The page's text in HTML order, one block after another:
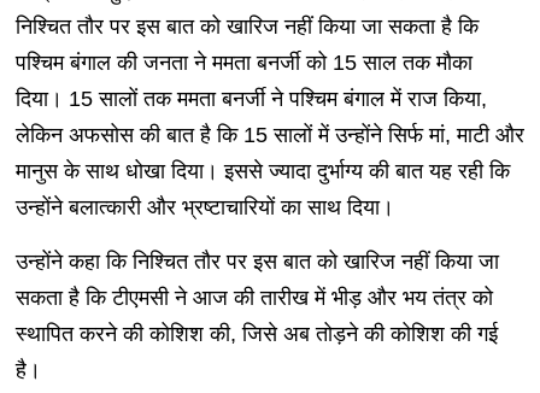
निश्चित तौर पर इस बात को खारिज नहीं किया जा सकता है कि
पश्चिम बंगाल की जनता ने ममता बनर्जी को 15 साल तक मौका
दिया। 15 सालों तक ममता बनर्जी ने पश्चिम बंगाल में राज किया,
लेकिन अफसोस की बात है कि 15 सालों में उन्होंने सिर्फ मां, माटी और
मानुस के साथ धोखा दिया। इससे ज्यादा दुर्भाग्य की बात यह रही कि
उन्होंने बलात्कारी और भ्रष्टाचारियों का साथ दिया।
उन्होंने कहा कि निश्चित तौर पर इस बात को खारिज नहीं किया जा
सकता है कि टीएमसी ने आज की तारीख में भीड़ और भय तंत्र को
स्थापित करने की कोशिश की, जिसे अब तोड़ने की कोशिश की गई
है।